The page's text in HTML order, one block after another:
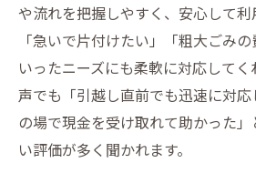
や流れを把握しやすく、安心して
「急いで片付けたい」「粗大ごみ
いったニーズにも柔軟に対応して
声でも「引越し直前でも迅速に対
の場で現金を受け取れて助かった
い評価が多く聞かれます。